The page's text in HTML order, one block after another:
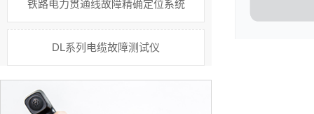
铁路电力贯通线故障精确定位系统
DL系列电缆故障测试仪